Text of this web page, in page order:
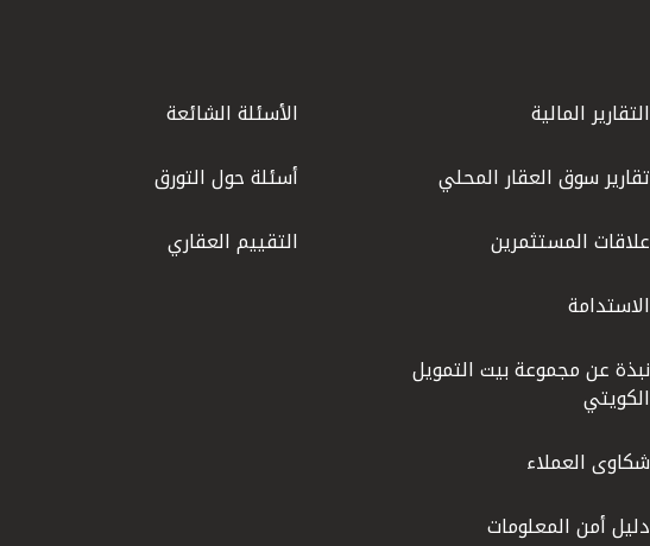
التقارير المالية
تقارير سوق العقار المحلي
علاقات المستثمرين
الاستدامة
نبذة عن مجموعة بيت التمويل
الكويتي
شكاوى العملاء
دليل أمن المعلومات
الأسئلة الشائعة
أسئلة حول التورق
التقييم العقاري